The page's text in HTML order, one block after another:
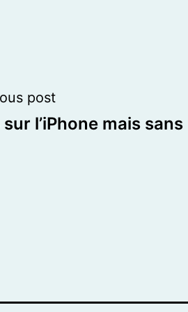
post
sur l’iPhone mais sans